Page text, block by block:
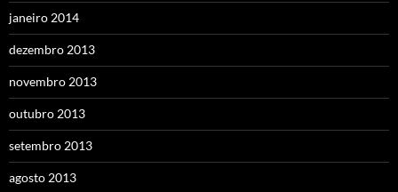
janeiro 2014
dezembro 2013
novembro 2013
outubro 2013
setembro 2013
agosto 2013